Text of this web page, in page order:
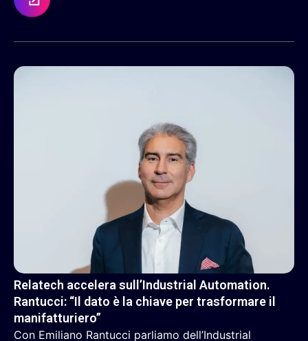
Relatech accelera sull’Industrial Automation.
Rantucci: “Il dato è la chiave per trasformare il
manifatturiero”
Con Emiliano Rantucci parliamo dell’Industrial